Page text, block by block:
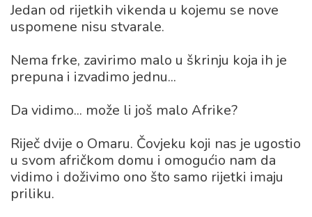
Jedan od rijetkih vikenda u kojemu se nove
uspomene nisu stvarale.
Nema frke, zavirimo malo u škrinju koja ih je
prepuna i izvadimo jednu...
Da vidimo... može li još malo Afrike?
Riječ dvije o Omaru. Čovjeku koji nas je ugostio
u svom afričkom domu i omogućio nam da
vidimo i doživimo ono što samo rijetki imaju
priliku.